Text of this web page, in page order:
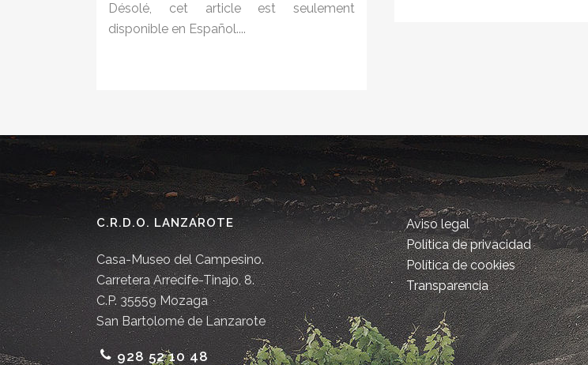
Désolé, cet article est seulement
disponible en Español....
C.R.D.O. LANZAROTE
Casa-Museo del Campesino.
Carretera Arrecife-Tinajo, 8.
C.P. 35559 Mozaga
San Bartolomé de Lanzarote
928 52 10 48
Aviso legal
Política de privacidad
Política de cookies
Transparencia